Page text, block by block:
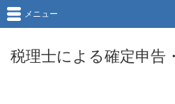
税理士による確定申告
メニュー